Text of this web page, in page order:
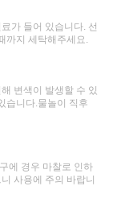
가 들어 있습니다. 선
까지 세탁해주세요.
변색이 발생할 수 있
습니다.물놀이 직후
에 경우 마찰로 인하
사용에 주의 바랍니